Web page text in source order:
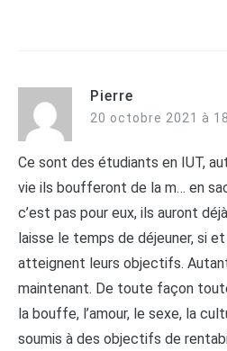
Pierre
20 octobre 2021 à
Ce sont des étudiants en IUT,
vie ils boufferont de la m… en
c’est pas pour eux, ils auront
laisse le temps de déjeuner, si
atteignent leurs objectifs.
maintenant. De toute façon
la bouffe, l’amour, le sexe, la
soumis à des objectifs de